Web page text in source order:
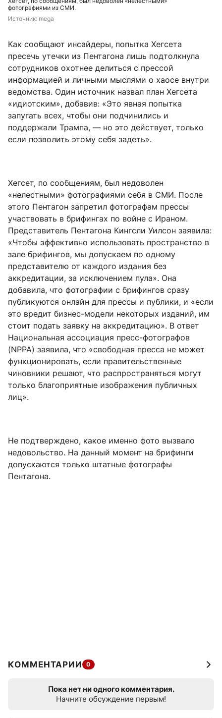
фотографиями из СМИ.
Источник: mega
Как сообщают инсайдеры, попытка Хегсета
пресечь утечки из Пентагона лишь подтолкнула
сотрудников охотнее делиться с прессой
информацией и личными мыслями о хаосе внутри
ведомства. Один источник назвал план Хегсета
«идиотским», добавив: «Это явная попытка
запугать всех, чтобы они подчинились и
поддержали Трампа, — но это действует, только
если позволить этому себя задеть».
Хегсет, по сообщениям, был недоволен
«нелестными» фотографиями себя в СМИ. После
этого Пентагон запретил фотографам прессы
участвовать в брифингах по войне с Ираном.
Представитель Пентагона Кингсли Уилсон заявила:
«Чтобы эффективно использовать пространство в
зале брифингов, мы допускаем по одному
представителю от каждого издания без
аккредитации, за исключением пула». Она
добавила, что фотографии с брифингов сразу
публикуются онлайн для прессы и публики, и «если
это вредит бизнес-модели некоторых изданий, им
стоит подать заявку на аккредитацию». В ответ
Национальная ассоциация пресс-фотографов
(NPPA) заявила, что «свободная пресса не может
функционировать, если правительственные
чиновники решают, что распространяться могут
только благоприятные изображения публичных
лиц».
Не подтверждено, какое именно фото вызвало
недовольство. На данный момент на брифинги
допускаются только штатные фотографы
Пентагона.
КОММЕНТАРИИ 0
Пока нет ни одного комментария.
Начните обсуждение первым!